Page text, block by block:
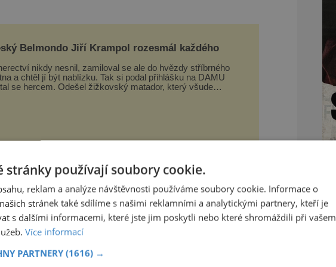
Belmondo Jiří Krampol rozesmál každého
nikdy nesnil, zamiloval se ale do hvězdy stříbrného
a chtěl jí být nablízku. Tak si podal přihlášku na DAMU
se hercem. Odešel žižkovský matador, který všude
Zajímavé články najdete také nanasehvezdy.cz
tam celé odpoledne. Dovádějící
od vás.
stránky používají soubory cookie.
reklam a analýze návštěvnosti používáme soubory cookie. Informace o
stránek také sdílíme s našimi reklamními a analytickými partnery, kteří je
s dalšími informacemi, které jste jim poskytli nebo které shromáždili při vašem
Více informací
PARTNERY (1616) →